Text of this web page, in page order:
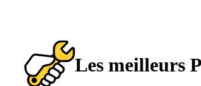
Les meilleurs